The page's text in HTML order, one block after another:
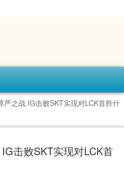
严之战 IG击败SKT实现对LCK首胜什
击败SKT实现对LCK首